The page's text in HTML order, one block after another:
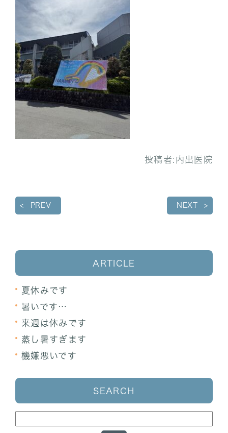
投稿者: 内出医院
PREV NEXT
ARTICLE
夏休みです
暑いです…
来週は休みです
蒸し暑すぎます
機嫌悪いです
SEARCH